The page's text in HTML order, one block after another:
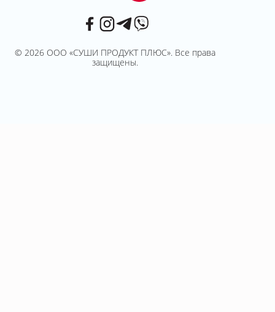
© 2026 ООО «СУШИ ПРОДУКТ ПЛЮС». Все права
защищены.